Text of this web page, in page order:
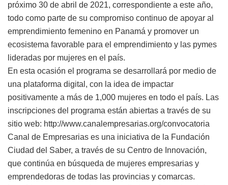
próximo 30 de abril de 2021, correspondiente a este año,
todo como parte de su compromiso continuo de apoyar al
emprendimiento femenino en Panamá y promover un
ecosistema favorable para el emprendimiento y las pymes
lideradas por mujeres en el país.
En esta ocasión el programa se desarrollará por medio de
una plataforma digital, con la idea de impactar
positivamente a más de 1,000 mujeres en todo el país. Las
inscripciones del programa están abiertas a través de su
sitio web: http://www.canalempresarias.org/convocatoria
Canal de Empresarias es una iniciativa de la Fundación
Ciudad del Saber, a través de su Centro de Innovación,
que continúa en búsqueda de mujeres empresarias y
emprendedoras de todas las provincias y comarcas.